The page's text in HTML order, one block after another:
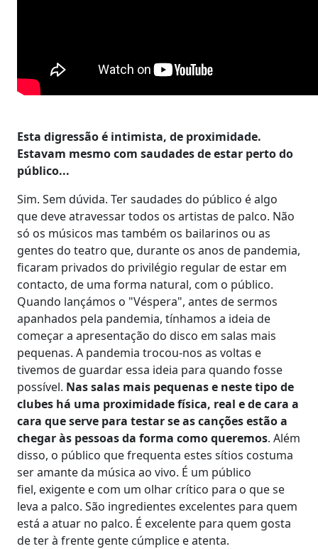
Esta digressão é intimista, de proximidade.
Estavam mesmo com saudades de estar perto do
público...
Sim. Sem dúvida. Ter saudades do público é algo
que deve atravessar todos os artistas de palco. Não
só os músicos mas também os bailarinos ou as
gentes do teatro que, durante os anos de pandemia,
ficaram privados do privilégio regular de estar em
contacto, de uma forma natural, com o público.
Quando lançámos o "Véspera", antes de sermos
apanhados pela pandemia, tínhamos a ideia de
começar a apresentação do disco em salas mais
pequenas. A pandemia trocou-nos as voltas e
tivemos de guardar essa ideia para quando fosse
possível. Nas salas mais pequenas e neste tipo de
clubes há uma proximidade física, real e de cara a
cara que serve para testar se as canções estão a
chegar às pessoas da forma como queremos. Além
disso, o público que frequenta estes sítios costuma
ser amante da música ao vivo. É um público
fiel, exigente e com um olhar crítico para o que se
leva a palco. São ingredientes excelentes para quem
está a atuar no palco. É excelente para quem gosta
de ter à frente gente cúmplice e atenta.